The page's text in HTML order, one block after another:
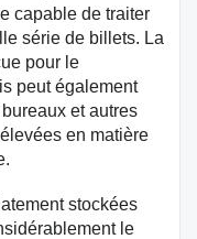
capable de traiter
série de billets. La
pour le
peut également
et autres
en matière
stockées
le